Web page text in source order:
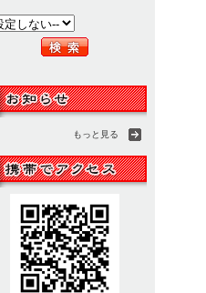
もっと見る